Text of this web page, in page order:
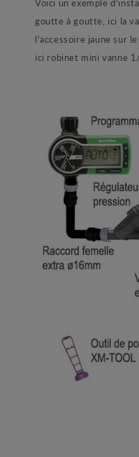
goutte à goutte, ici la
l'accessoire jaune sur
ici robinet mini vanne